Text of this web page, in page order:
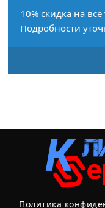
10% скидка на все
Подробности
Политика